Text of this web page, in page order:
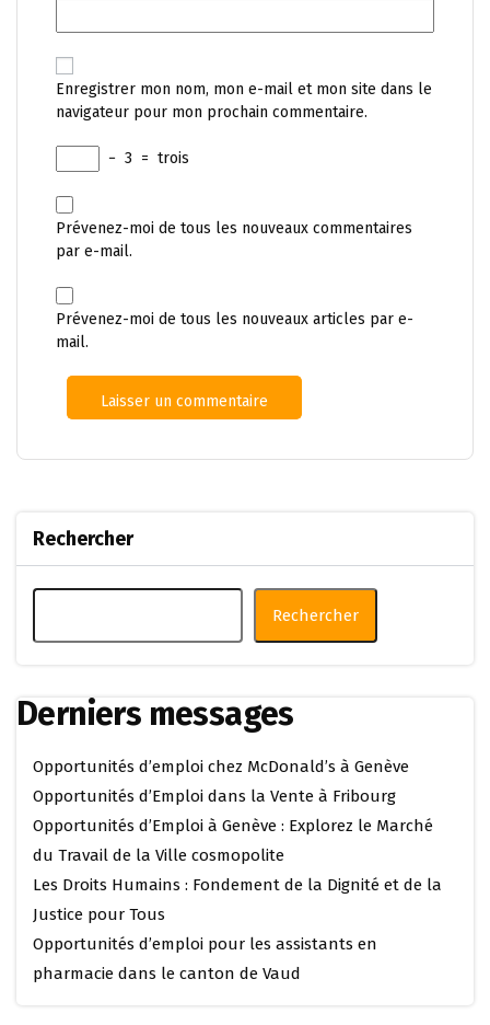
Enregistrer mon nom, mon e-mail et mon site dans le
navigateur pour mon prochain commentaire.
− 3 = trois
Prévenez-moi de tous les nouveaux commentaires
par e-mail.
Prévenez-moi de tous les nouveaux articles par e-
mail.
Rechercher
Rechercher
Derniers messages
Opportunités d’emploi chez McDonald’s à Genève
Opportunités d’Emploi dans la Vente à Fribourg
Opportunités d’Emploi à Genève : Explorez le Marché
du Travail de la Ville cosmopolite
Les Droits Humains : Fondement de la Dignité et de la
Justice pour Tous
Opportunités d’emploi pour les assistants en
pharmacie dans le canton de Vaud